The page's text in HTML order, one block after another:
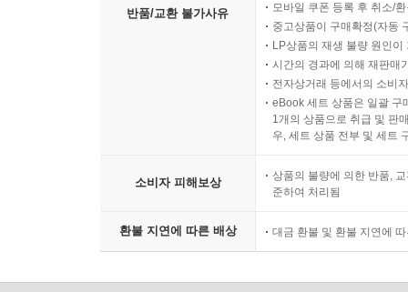
반품/교환 불가사유
모바일 쿠폰 등록 후 취소/
중고상품이 구매확정(자동
LP상품의 재생 불량 원인
시간의 경과에 의해 재판매
전자상거래 등에서의 소비
eBook 세트 상품은 일괄 구
1개의 상품으로 취급 및 판
우, 세트 상품 전부 및 세트
소비자 피해보상
상품의 불량에 의한 반품,
준하여 처리됨
환불 지연에 따른 배상 대금 환불 및 환불 지연에